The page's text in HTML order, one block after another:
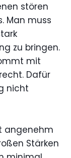
stören
Man muss
zu bringen.
mit
Dafür
nicht
angenehm
Stärken